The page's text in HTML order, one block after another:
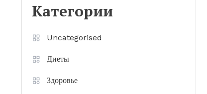
Категории
Uncategorised
Диеты
Здоровье